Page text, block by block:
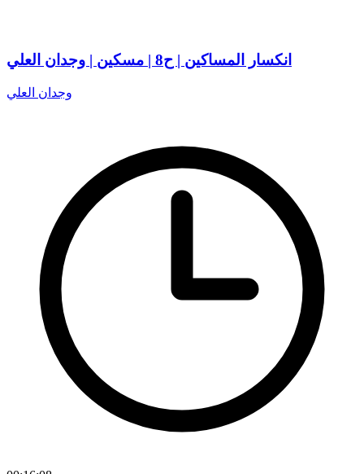
انكسار المساكين | ح8 | مسكين | وجدان العلي
وجدان العلي